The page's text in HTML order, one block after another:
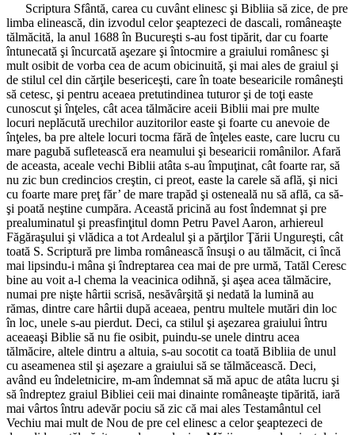
Scriptura Sfântă, carea cu cuvânt elinesc şi Bibliia să zice, de pre
limba elinească, din izvodul celor şeaptezeci de dascali, româneaşte
tălmăcită, la anul 1688 în Bucureşti s-au fost tipărit, dar cu foarte
întunecată şi încurcată aşezare şi întocmire a graiului românesc şi
mult osibit de vorba cea de acum obicinuită, şi mai ales de graiul şi
de stilul cel din cărţile besericeşti, care în toate besearicile româneşti
să cetesc, şi pentru aceaea pretutindinea tuturor şi de toţi easte
cunoscut şi înţeles, cât acea tălmăcire aceii Biblii mai pre multe
locuri neplăcută urechilor auzitorilor easte şi foarte cu anevoie de
înţeles, ba pre altele locuri tocma fără de înţeles easte, care lucru cu
mare pagubă sufletească era neamului şi besearicii românilor. Afară
de aceasta, aceale vechi Biblii atâta s-au împuţinat, cât foarte rar, să
nu zic bun credincios creştin, ci preot, easte la carele să află, şi nici
cu foarte mare preţ făr’ de mare trapăd şi osteneală nu să află, ca să-
şi poată neştine cumpăra. Această pricină au fost îndemnat şi pre
prealuminatul şi preasfinţitul domn Petru Pavel Aaron, arhiereul
Făgăraşului şi vlădica a tot Ardealul şi a părţilor Ţării Ungureşti, cât
toată S. Scriptură pre limba românească însuşi o au tălmăcit, ci încă
mai lipsindu-i mâna şi îndreptarea cea mai de pre urmă, Tatăl Ceresc
bine au voit a-l chema la veacinica odihnă, şi aşea acea tălmăcire,
numai pre nişte hârtii scrisă, nesăvârşită şi nedată la lumină au
rămas, dintre care hârtii după aceaea, pentru multele mutări din loc
în loc, unele s-au pierdut. Deci, ca stilul şi aşezarea graiului întru
aceaeaşi Biblie să nu fie osibit, puindu-se unele dintru acea
tălmăcire, altele dintru a altuia, s-au socotit ca toată Bibliia de unul
cu aseamenea stil şi aşezare a graiului să se tălmăcească. Deci,
având eu îndeletnicire, m-am îndemnat să mă apuc de atâta lucru şi
să îndreptez graiul Bibliei ceii mai dinainte româneaşte tipărită, iară
mai vârtos întru adevăr pociu să zic că mai ales Testamântul cel
Vechiu mai mult de Nou de pre cel elinesc a celor şeaptezeci de